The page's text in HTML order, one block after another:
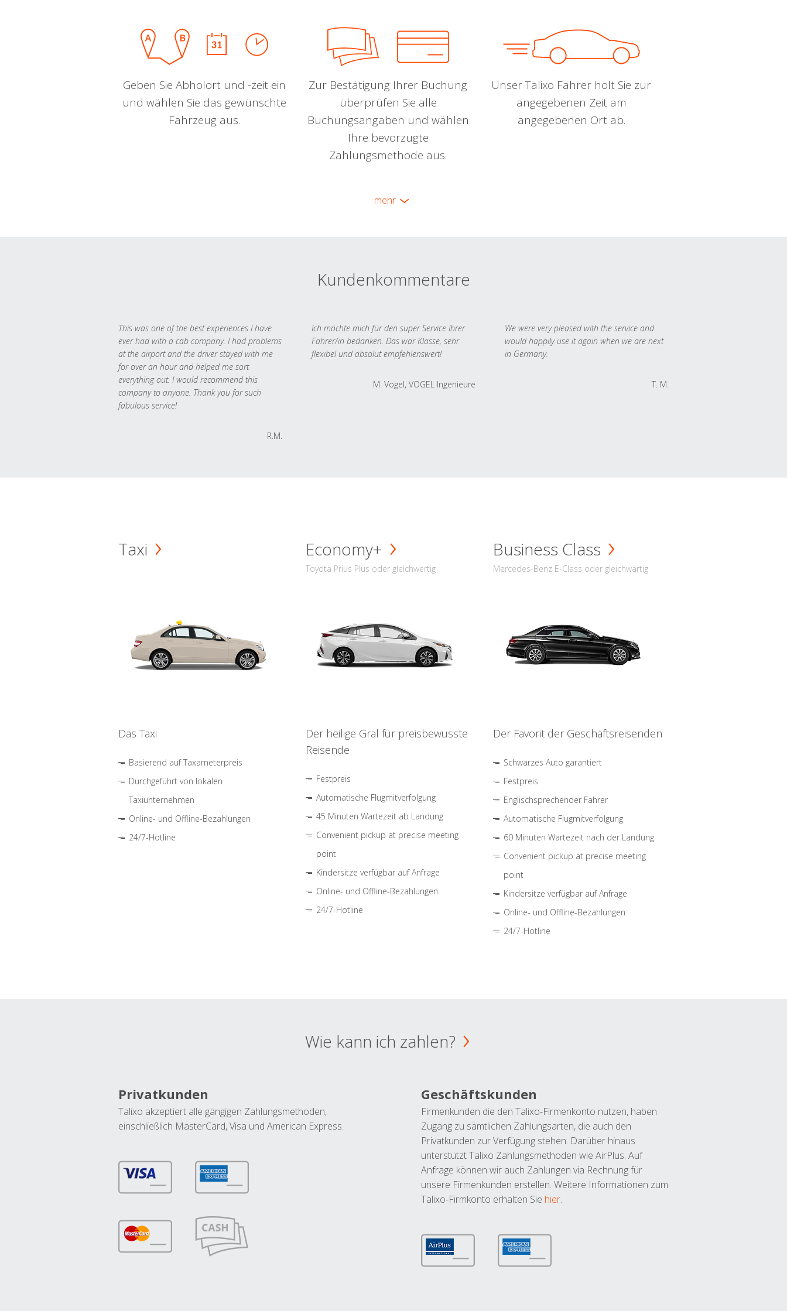
Geben Sie Abholort und -zeit ein
und wählen Sie das gewünschte
Fahrzeug aus.
Zur Bestätigung Ihrer Buchung
überprüfen Sie alle
Buchungsangaben und wählen
Ihre bevorzugte
Zahlungsmethode aus.
Unser Talixo Fahrer holt Sie zur
angegebenen Zeit am
angegebenen Ort ab.
mehr
Kundenkommentare
This was one of the best experiences I have
ever had with a cab company. I had problems
at the airport and the driver stayed with me
for over an hour and helped me sort
everything out. I would recommend this
company to anyone. Thank you for such
fabulous service!
R.M.
Ich möchte mich für den super Service Ihrer
Fahrer/in bedanken. Das war Klasse, sehr
flexibel und absolut empfehlenswert!
M. Vogel, VOGEL Ingenieure
We were very pleased with the service and
would happily use it again when we are next
in Germany.
T. M.
Taxi
Das Taxi
Basierend auf Taxameterpreis
Durchgeführt von lokalen
Taxiunternehmen
Online- und Offline-Bezahlungen
24/7-Hotline
Economy+
Toyota Prius Plus oder gleichwertig
Der heilige Gral für preisbewusste
Reisende
Festpreis
Automatische Flugmitverfolgung
45 Minuten Wartezeit ab Landung
Convenient pickup at precise meeting
point
Kindersitze verfügbar auf Anfrage
Online- und Offline-Bezahlungen
24/7-Hotline
Business Class
Mercedes-Benz E-Class oder gleichwärtig
Der Favorit der Geschäftsreisenden
Schwarzes Auto garantiert
Festpreis
Englischsprechender Fahrer
Automatische Flugmitverfolgung
60 Minuten Wartezeit nach der Landung
Convenient pickup at precise meeting
point
Kindersitze verfügbar auf Anfrage
Online- und Offline-Bezahlungen
24/7-Hotline
Wie kann ich zahlen?
Privatkunden
Talixo akzeptiert alle gängigen Zahlungsmethoden,
einschließlich MasterCard, Visa und American Express.
Geschäftskunden
Firmenkunden die den Talixo-Firmenkonto nutzen, haben
Zugang zu sämtlichen Zahlungsarten, die auch den
Privatkunden zur Verfügung stehen. Darüber hinaus
unterstützt Talixo Zahlungsmethoden wie AirPlus. Auf
Anfrage können wir auch Zahlungen via Rechnung für
unsere Firmenkunden erstellen. Weitere Informationen zum
Talixo-Firmkonto erhalten Sie hier.